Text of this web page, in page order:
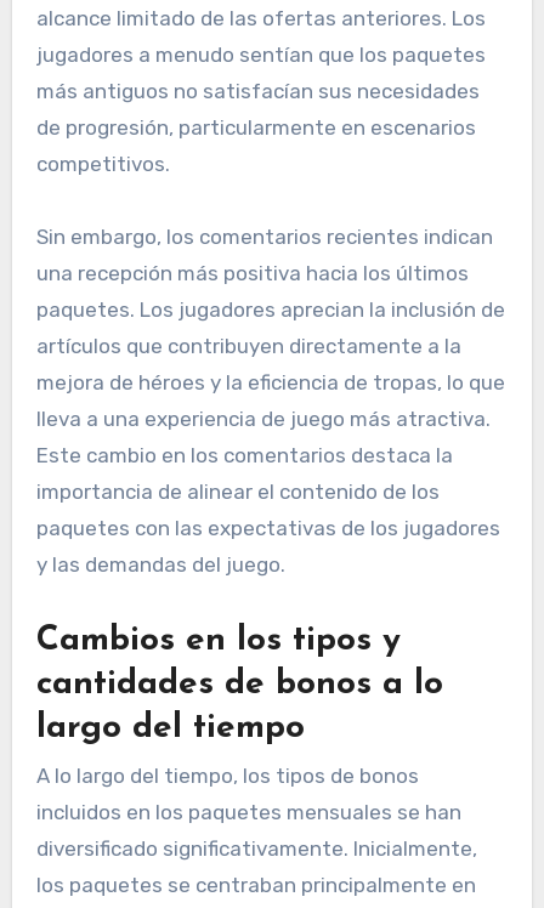
alcance limitado de las ofertas anteriores. Los
jugadores a menudo sentían que los paquetes
más antiguos no satisfacían sus necesidades
de progresión, particularmente en escenarios
competitivos.
Sin embargo, los comentarios recientes indican
una recepción más positiva hacia los últimos
paquetes. Los jugadores aprecian la inclusión de
artículos que contribuyen directamente a la
mejora de héroes y la eficiencia de tropas, lo que
lleva a una experiencia de juego más atractiva.
Este cambio en los comentarios destaca la
importancia de alinear el contenido de los
paquetes con las expectativas de los jugadores
y las demandas del juego.
Cambios en los tipos y
cantidades de bonos a lo
largo del tiempo
A lo largo del tiempo, los tipos de bonos
incluidos en los paquetes mensuales se han
diversificado significativamente. Inicialmente,
los paquetes se centraban principalmente en